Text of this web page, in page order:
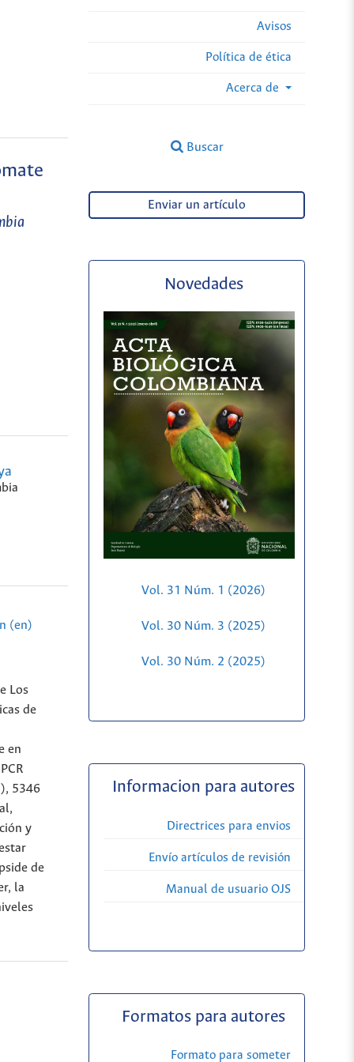
Avisos
Política de ética
Acerca de
Buscar
(en)
Los
de
en
5346
y
de
la
Enviar un artículo
Novedades
Vol. 31 Núm. 1 (2026)
Vol. 30 Núm. 3 (2025)
Vol. 30 Núm. 2 (2025)
Informacion para autores
Directrices para envios
Envío artículos de revisión
Manual de usuario OJS
Formatos para autores
Formato para someter